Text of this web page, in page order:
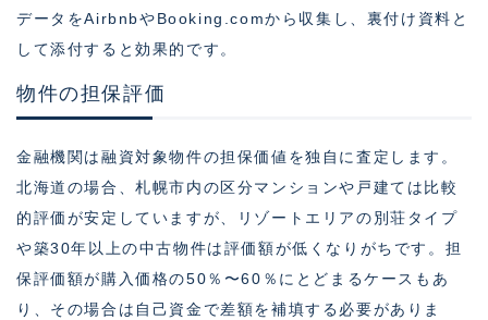
データをAirbnbやBooking.comから収集し、裏付け資料と
して添付すると効果的です。
物件の担保評価
金融機関は融資対象物件の担保価値を独自に査定します。
北海道の場合、札幌市内の区分マンションや戸建ては比較
的評価が安定していますが、リゾートエリアの別荘タイプ
や築30年以上の中古物件は評価額が低くなりがちです。担
保評価額が購入価格の50％〜60％にとどまるケースもあ
り、その場合は自己資金で差額を補填する必要がありま